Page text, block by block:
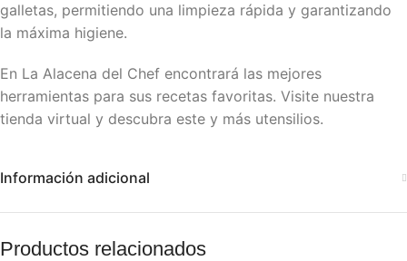
galletas, permitiendo una limpieza rápida y garantizando
la máxima higiene.
En La Alacena del Chef encontrará las mejores
herramientas para sus recetas favoritas. Visite nuestra
tienda virtual y descubra este y más utensilios.
Información adicional
Productos relacionados